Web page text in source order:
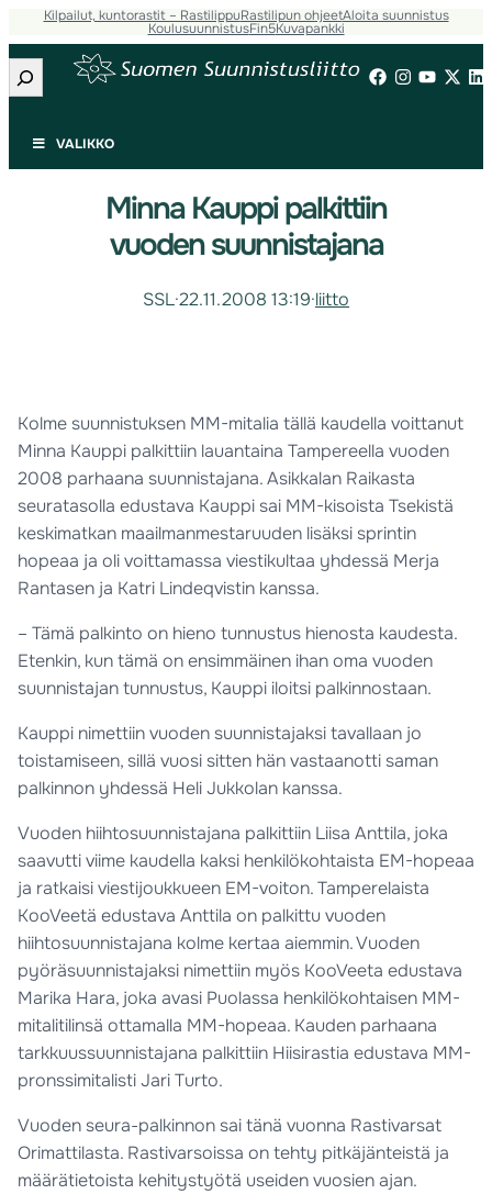
Kilpailut, kuntorastit – RastilippuRastilipun ohjeetAloita suunnistus
KoulusuunnistusFin5Kuvapankki
Etsi
VALIKKO
Minna Kauppi palkittiin
vuoden suunnistajana
SSL·22.11.2008 13:19·liitto
Kolme suunnistuksen MM-mitalia tällä kaudella voittanut
Minna Kauppi palkittiin lauantaina Tampereella vuoden
2008 parhaana suunnistajana. Asikkalan Raikasta
seuratasolla edustava Kauppi sai MM-kisoista Tsekistä
keskimatkan maailmanmestaruuden lisäksi sprintin
hopeaa ja oli voittamassa viestikultaa yhdessä Merja
Rantasen ja Katri Lindeqvistin kanssa.
– Tämä palkinto on hieno tunnustus hienosta kaudesta.
Etenkin, kun tämä on ensimmäinen ihan oma vuoden
suunnistajan tunnustus, Kauppi iloitsi palkinnostaan.
Kauppi nimettiin vuoden suunnistajaksi tavallaan jo
toistamiseen, sillä vuosi sitten hän vastaanotti saman
palkinnon yhdessä Heli Jukkolan kanssa.
Vuoden hiihtosuunnistajana palkittiin Liisa Anttila, joka
saavutti viime kaudella kaksi henkilökohtaista EM-hopeaa
ja ratkaisi viestijoukkueen EM-voiton. Tamperelaista
KooVeetä edustava Anttila on palkittu vuoden
hiihtosuunnistajana kolme kertaa aiemmin. Vuoden
pyöräsuunnistajaksi nimettiin myös KooVeeta edustava
Marika Hara, joka avasi Puolassa henkilökohtaisen MM-
mitalitilinsä ottamalla MM-hopeaa. Kauden parhaana
tarkkuussuunnistajana palkittiin Hiisirastia edustava MM-
pronssimitalisti Jari Turto.
Vuoden seura-palkinnon sai tänä vuonna Rastivarsat
Orimattilasta. Rastivarsoissa on tehty pitkäjänteistä ja
määrätietoista kehitystyötä useiden vuosien ajan.